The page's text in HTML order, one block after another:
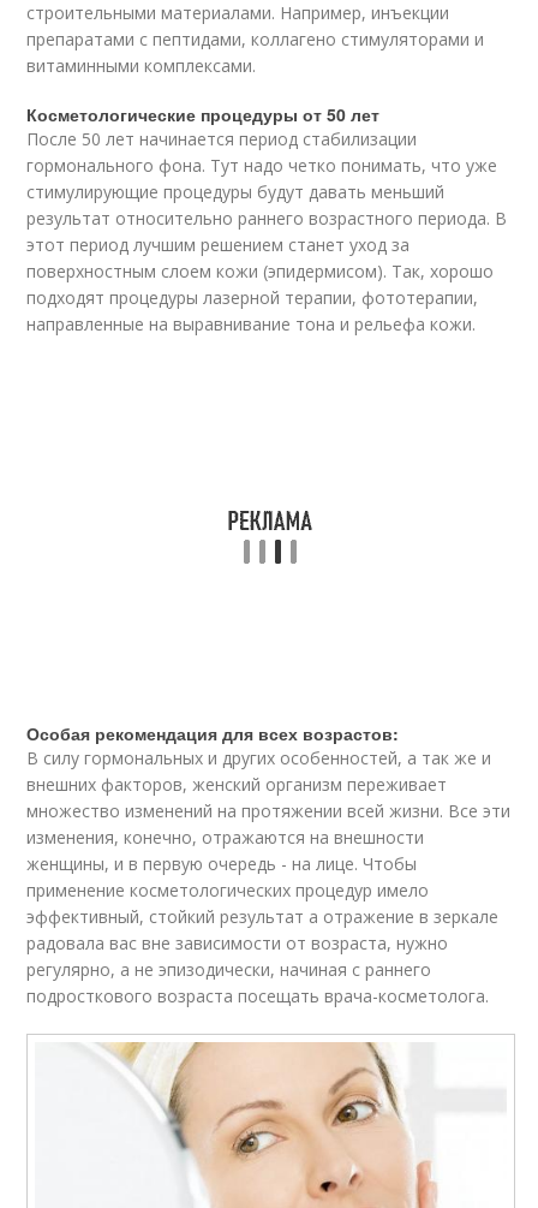
строительными материалами. Например, инъекции
препаратами с пептидами, коллагено стимуляторами и
витаминными комплексами.
Косметологические процедуры от 50 лет
После 50 лет начинается период стабилизации
гормонального фона. Тут надо четко понимать, что уже
стимулирующие процедуры будут давать меньший
результат относительно раннего возрастного периода. В
этот период лучшим решением станет уход за
поверхностным слоем кожи (эпидермисом). Так, хорошо
подходят процедуры лазерной терапии, фототерапии,
направленные на выравнивание тона и рельефа кожи.
Особая рекомендация для всех возрастов:
В силу гормональных и других особенностей, а так же и
внешних факторов, женский организм переживает
множество изменений на протяжении всей жизни. Все эти
изменения, конечно, отражаются на внешности
женщины, и в первую очередь - на лице. Чтобы
применение косметологических процедур имело
эффективный, стойкий результат а отражение в зеркале
радовала вас вне зависимости от возраста, нужно
регулярно, а не эпизодически, начиная с раннего
подросткового возраста посещать врача-косметолога.